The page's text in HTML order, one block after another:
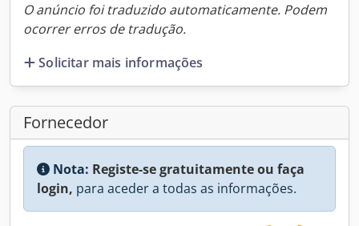
O anúncio foi traduzido automaticamente. Podem
ocorrer erros de tradução.
Solicitar mais informações
Fornecedor
Nota: Registe-se gratuitamente ou faça
login, para aceder a todas as informações.